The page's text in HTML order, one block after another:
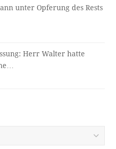
unter Opferung des Rests
Herr Walter hatte